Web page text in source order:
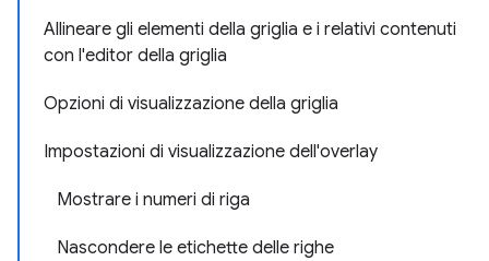
Allineare gli elementi della griglia e i relativi contenuti
con l'editor della griglia
Opzioni di visualizzazione della griglia
Impostazioni di visualizzazione dell'overlay
Mostrare i numeri di riga
Nascondere le etichette delle righe